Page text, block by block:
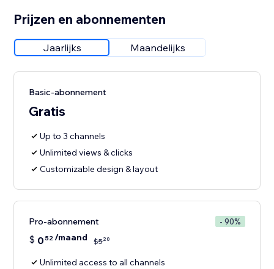
Prijzen en abonnementen
Jaarlijks Maandelijks
Basic-abonnement
Gratis
Up to 3 channels
Unlimited views & clicks
Customizable design & layout
Pro-abonnement - 90%
$ 0 52/maand $520
Unlimited access to all channels